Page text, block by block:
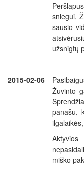
sniegui,
sausio
užsnigtų
2015-02-06
Žuvinto
panašu,
miško